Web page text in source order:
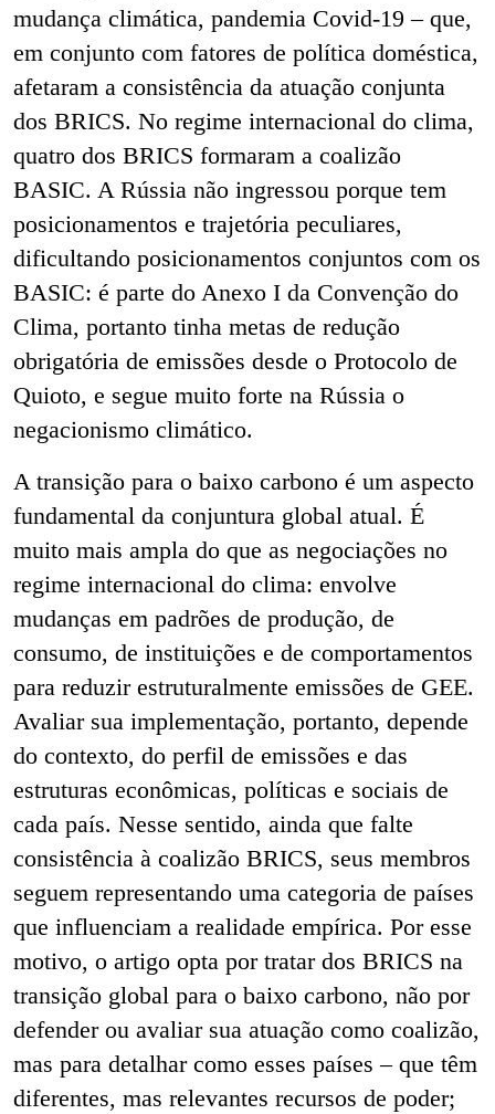
mudança climática, pandemia Covid-19 – que,
em conjunto com fatores de política doméstica,
afetaram a consistência da atuação conjunta
dos BRICS. No regime internacional do clima,
quatro dos BRICS formaram a coalizão
BASIC. A Rússia não ingressou porque tem
posicionamentos e trajetória peculiares,
dificultando posicionamentos conjuntos com os
BASIC: é parte do Anexo I da Convenção do
Clima, portanto tinha metas de redução
obrigatória de emissões desde o Protocolo de
Quioto, e segue muito forte na Rússia o
negacionismo climático.
A transição para o baixo carbono é um aspecto
fundamental da conjuntura global atual. É
muito mais ampla do que as negociações no
regime internacional do clima: envolve
mudanças em padrões de produção, de
consumo, de instituições e de comportamentos
para reduzir estruturalmente emissões de GEE.
Avaliar sua implementação, portanto, depende
do contexto, do perfil de emissões e das
estruturas econômicas, políticas e sociais de
cada país. Nesse sentido, ainda que falte
consistência à coalizão BRICS, seus membros
seguem representando uma categoria de países
que influenciam a realidade empírica. Por esse
motivo, o artigo opta por tratar dos BRICS na
transição global para o baixo carbono, não por
defender ou avaliar sua atuação como coalizão,
mas para detalhar como esses países – que têm
diferentes, mas relevantes recursos de poder;